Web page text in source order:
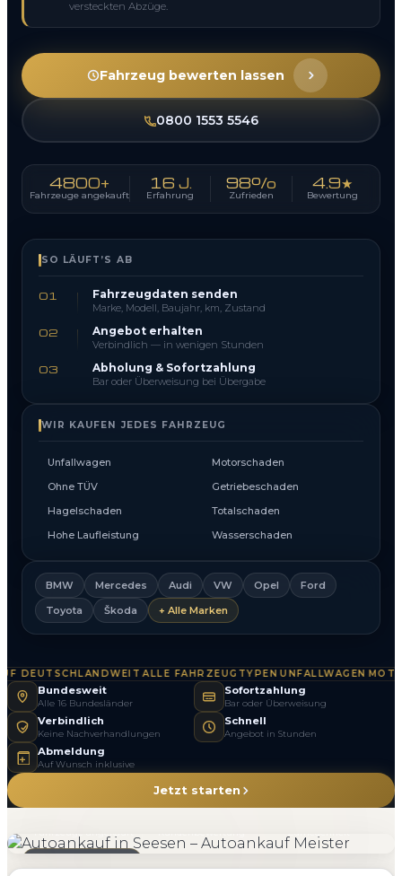
versteckten Abzüge.
Fahrzeug bewerten lassen
0800 1553 5546
4800+
Fahrzeuge angekauft
16 J.
Erfahrung
98%
Zufrieden
4.9★
Bewertung
SO LÄUFT’S AB
01 Fahrzeugdaten senden
Marke, Modell, Baujahr, km, Zustand
02 Angebot erhalten
Verbindlich — in wenigen Stunden
03 Abholung & Sofortzahlung
Bar oder Überweisung bei Übergabe
WIR KAUFEN JEDES FAHRZEUG
Unfallwagen
Motorschaden
Ohne TÜV
Getriebeschaden
Hagelschaden
Totalschaden
Hohe Laufleistung
Wasserschaden
BMW Mercedes Audi VW Opel
Ford
Toyota
Škoda + Alle Marken
DEUTSCHLANDWEIT·ALLE FAHRZEUGTYPEN·UNFALLWAGEN·
Bundesweit
Alle 16 Bundesländer
Sofortzahlung
Bar oder Überweisung
Verbindlich
Keine Nachverhandlungen
Schnell
Angebot in Stunden
Abmeldung
Auf Wunsch inklusive
Jetzt starten